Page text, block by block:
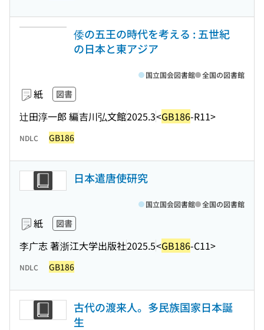
倭の五王の時代を考える : 五世紀
の日本と東アジア
紙 図書
辻田淳一郎 編吉川弘文館2025.3<GB186-R11>
国立国会図書館 全国の図書館
NDLC GB186
日本遣唐使研究
紙 図書
李广志 著浙江大学出版社2025.5<GB186-C11>
国立国会図書館 全国の図書館
NDLC GB186
古代の渡来人。多民族国家日本誕
生